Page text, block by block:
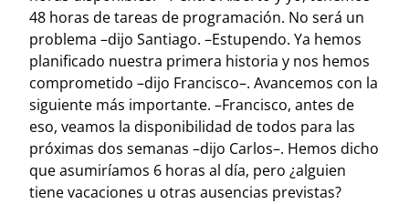
48 horas de tareas de programación. No será un
problema –dijo Santiago. –Estupendo. Ya hemos
planificado nuestra primera historia y nos hemos
comprometido –dijo Francisco–. Avancemos con la
siguiente más importante. –Francisco, antes de
eso, veamos la disponibilidad de todos para las
próximas dos semanas –dijo Carlos–. Hemos dicho
que asumiríamos 6 horas al día, pero ¿alguien
tiene vacaciones u otras ausencias previstas?